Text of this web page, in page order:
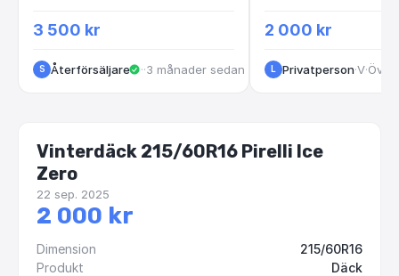
3 500 kr
S Återförsäljare ·Halmstad
·3 månader sedan
2 000 kr
L Privatperson· VastraGotaland
·Över
Vinterdäck 215/60R16 Pirelli Ice
Zero
22 sep. 2025
2 000 kr
Dimension
215/60R16
Produkt
Däck